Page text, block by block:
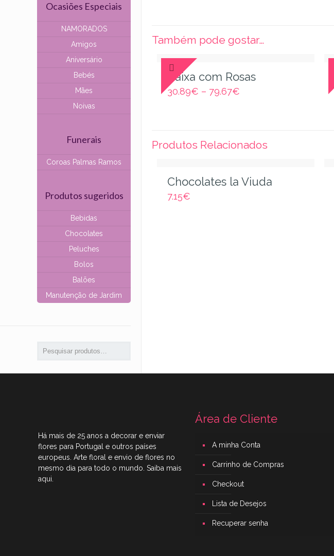
Também pode gostar…
Caixa com Rosas
30.89€ – 79.67€
Produtos Relacionados
Chocolates la Viuda
7.15€
Ocasiões Especiais
NAMORADOS
Amigos
Aniversário
Bebés
Mães
Noivas
Funerais
Coroas Palmas Ramos
Produtos sugeridos
Bebidas
Chocolates
Peluches
Bolos
Balões
Manutenção de Jardim
Há mais de 25 anos a decorar e enviar
flores para Portugal e outros países
europeus. Arte floral e envio de flores no
mesmo dia para todo o mundo. Saiba mais
aqui
Área de Cliente
A minha Conta
Carrinho de Compras
Checkout
Lista de Desejos
Recuperar senha